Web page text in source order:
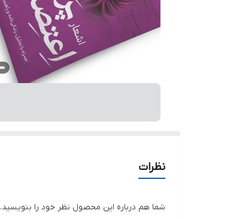
نظرات
شما هم درباره این محصول نظر خود را بنویسید.